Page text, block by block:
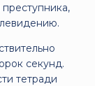
секунд.
тетради